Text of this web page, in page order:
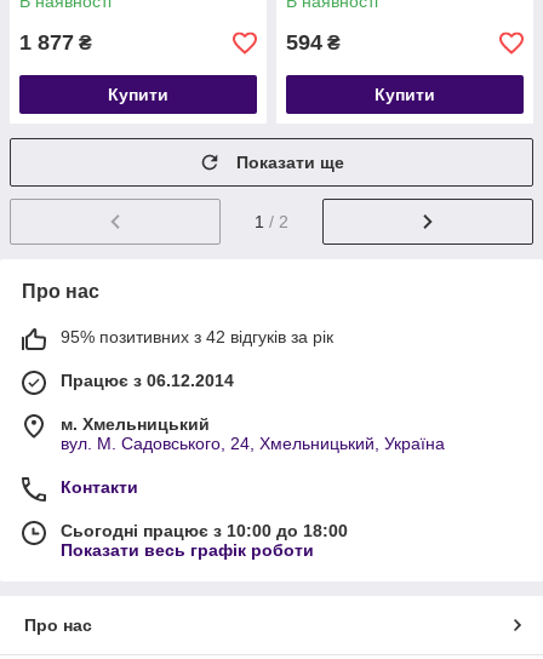
1 877 ₴
Купити
594 ₴
Купити
Показати ще
1 / 2
Про нас
95% позитивних з 42 відгуків за рік
Працює з 06.12.2014
м. Хмельницький
вул. М. Садовського, 24, Хмельницький, Україна
Контакти
Сьогодні працює з 10:00 до 18:00
Показати весь графік роботи
Про нас